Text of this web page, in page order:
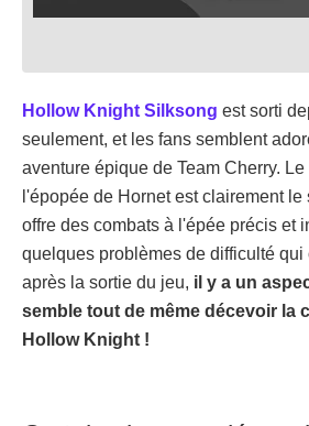
Hollow Knight Silksong est sorti
seulement, et les fans semblent
aventure épique de Team Cherry.
l'épopée de Hornet est clairement
offre des combats à l'épée précis et
quelques problèmes de difficulté qui
après la sortie du jeu, il y a un
semble tout de même décevoir la
Hollow Knight !